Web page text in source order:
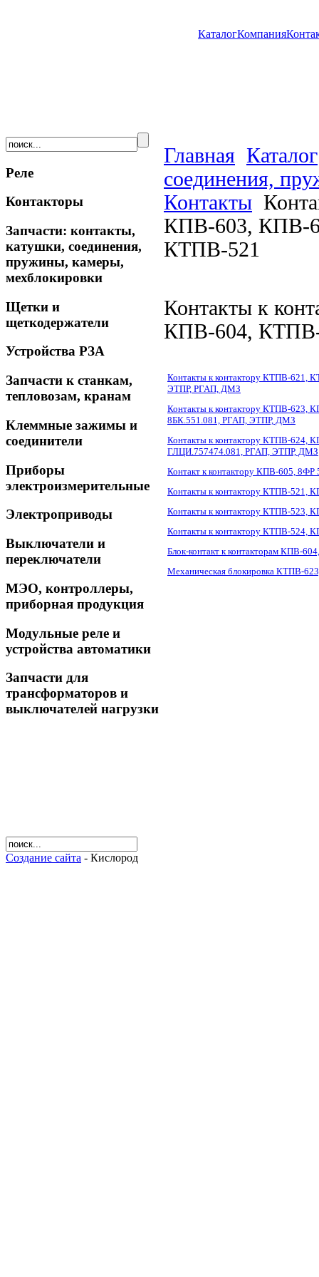
КаталогКомпания
Реле
Контакторы
Запчасти: контакты,
катушки, соединения,
пружины, камеры,
мехблокировки
Щетки и
щеткодержатели
Устройства РЗА
Запчасти к станкам,
тепловозам, кранам
Клеммные зажимы и
соединители
Приборы
электроизмерительные
Электроприводы
Выключатели и
переключатели
МЭО, контроллеры,
приборная продукция
Модульные реле и
устройства автоматики
Запчасти для
трансформаторов и
выключателей нагрузки
Главная Каталог
соединения,
Контакты
КПВ-603, КПВ-
КТПВ-521
Контакты к
КПВ-604,
Контакты к контактору КТПВ-621,
ЭТПР, РГАП, ДМЗ
Контакты к контактору КТПВ-623,
8БК.551.081, РГАП, ЭТПР, ДМЗ
Контакты к контактору КТПВ-624,
ГЛЦИ.757474.081, РГАП, ЭТПР, ДМЗ
Контакт к контактору КПВ-605,
Контакты к контактору КТПВ-521,
Контакты к контактору КТПВ-523,
Контакты к контактору КТПВ-524,
Блок-контакт к контакторам КПВ-
Механическая блокировка КТПВ-
Создание сайта - Кислород